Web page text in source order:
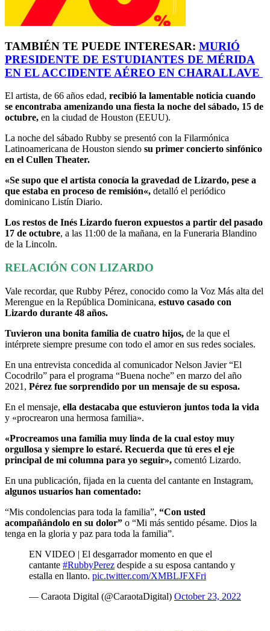
TAMBIÉN TE PUEDE INTERESAR: MURIÓ
PRESIDENTE DE ESTUDIANTES DE MÉRIDA
EN EL ACCIDENTE AÉREO EN CHARALLAVE
El artista, de 66 años edad, recibió la lamentable noticia cuando
se encontraba amenizando una fiesta la noche del sábado, 15 de
octubre, en la ciudad de Houston (EEUU).
La noche del sábado Rubby se presentó con la Filarmónica
Latinoamericana de Houston siendo su primer concierto sinfónico
en el Cullen Theater.
«Se supo que el artista conocía la gravedad de Lizardo, pese a
que estaba en proceso de remisión«, detalló el periódico
dominicano Listín Diario.
Los restos de Inés Lizardo fueron expuestos a partir del pasado
17 de octubre, a las 11:00 de la mañana, en la Funeraria Blandino
de la Lincoln.
RELACIÓN CON LIZARDO
Vale recordar, que Rubby Pérez, conocido como la Voz Más alta del
Merengue en la República Dominicana, estuvo casado con
Lizardo durante 48 años.
Tuvieron una bonita familia de cuatro hijos, de la que el
intérprete siempre presume con todo el amor en sus redes sociales.
En una entrevista concedida al comunicador Nelson Javier “El
Cocodrilo” para el programa “Buena noche” en marzo del año
2021, Pérez fue sorprendido por un mensaje de su esposa.
En el mensaje, ella destacaba que estuvieron juntos toda la vida
y «procrearon una hermosa familia».
«Procreamos una familia muy linda de la cual estoy muy
orgullosa y siempre lo estaré. Recuerda que tú eres el eje
principal de mi columna para yo seguir», comentó Lizardo.
En una publicación, fijada en la cuenta del cantante en Instagram,
algunos usuarios han comentado:
“Mis condolencias para toda la familia”, “Con usted
acompañándolo en su dolor” o “Mi más sentido pésame. Dios la
tenga en la gloria y paz para toda la familia”.
EN VIDEO | El desgarrador momento en que el
cantante #RubbyPerez despide a su esposa cantando y
estalla en llanto. pic.twitter.com/XMBLJFXFri
— Caraota Digital (@CaraotaDigital) October 23, 2022